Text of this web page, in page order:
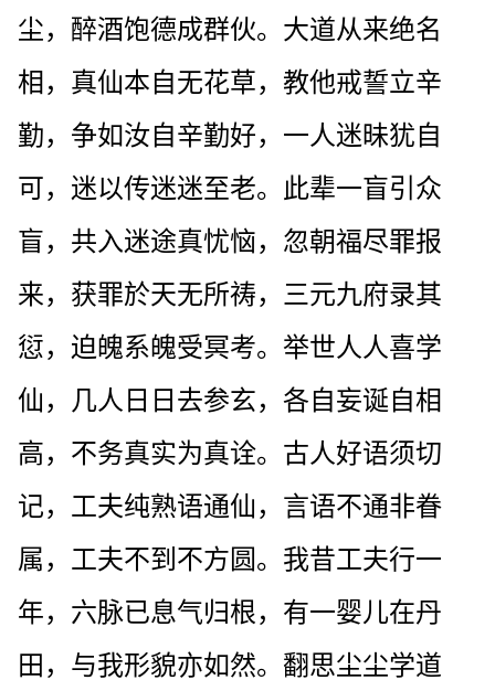
尘，醉酒饱德成群伙。大道从来绝名
相，真仙本自无花草，教他戒誓立辛
勤，争如汝自辛勤好，一人迷昧犹自
可，迷以传迷迷至老。此辈一盲引众
盲，共入迷途真忧恼，忽朝福尽罪报
来，获罪於天无所祷，三元九府录其
愆，迫魄系魄受冥考。举世人人喜学
仙，几人日日去参玄，各自妄诞自相
高，不务真实为真诠。古人好语须切
记，工夫纯熟语通仙，言语不通非眷
属，工夫不到不方圆。我昔工夫行一
年，六脉已息气归根，有一婴儿在丹
田，与我形貌亦如然。翻思尘尘学道